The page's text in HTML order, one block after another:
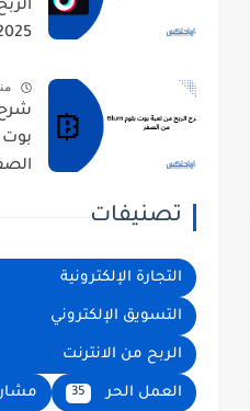
شرح
تصنيفات
التجارة الإلكترونية
التسويق الإلكتروني
الربح من الانترنت
العمل الحر 35